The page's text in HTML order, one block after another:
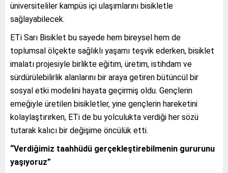
üniversiteliler kampüs içi ulaşımlarını bisikletle
sağlayabilecek.
ETi Sarı Bisiklet bu sayede hem bireysel hem de
toplumsal ölçekte sağlıklı yaşamı teşvik ederken, bisiklet
imalatı projesiyle birlikte eğitim, üretim, istihdam ve
sürdürülebilirlik alanlarını bir araya getiren bütüncül bir
sosyal etki modelini hayata geçirmiş oldu. Gençlerin
emeğiyle üretilen bisikletler, yine gençlerin hareketini
kolaylaştırırken, ETi de bu yolculukta verdiği her sözü
tutarak kalıcı bir değişime öncülük etti.
“Verdiğimiz taahhüdü gerçekleştirebilmenin gururunu
yaşıyoruz”